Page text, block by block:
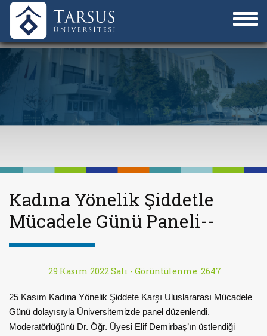
Kadına Yönelik Şiddetle
Mücadele Günü Paneli--
29 Kasım 2022 Salı - Görüntülenme: 2647
25 Kasım Kadına Yönelik Şiddete Karşı Uluslararası Mücadele
Günü dolayısıyla Üniversitemizde panel düzenlendi.
Moderatörlüğünü Dr. Öğr. Üyesi Elif Demirbaş’ın üstlendiği